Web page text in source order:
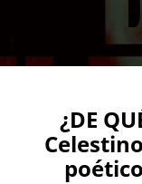
¿DE